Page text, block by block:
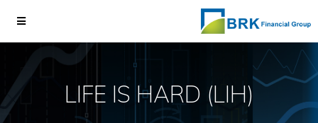
LIFE IS HARD (LIH)